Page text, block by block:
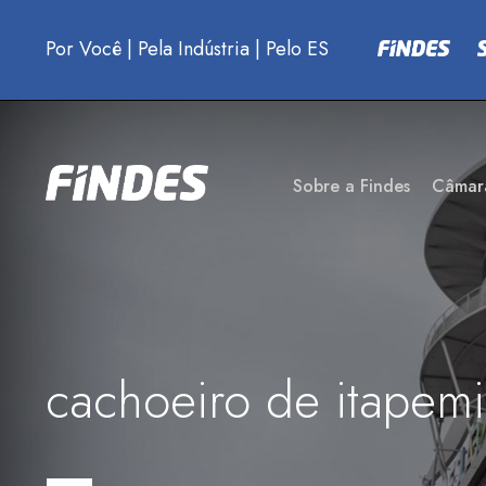
Por Você | Pela Indústria | Pelo ES
Sobre a Findes
cachoeiro de